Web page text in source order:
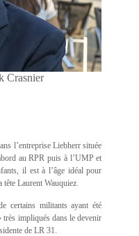
Crasnier
l’entreprise Liebherr située
au RPR puis à l’UMP et
il est à l’âge idéal pour
tête Laurent Wauquiez.
certains militants ayant été
très impliqués dans le devenir
de LR 31.